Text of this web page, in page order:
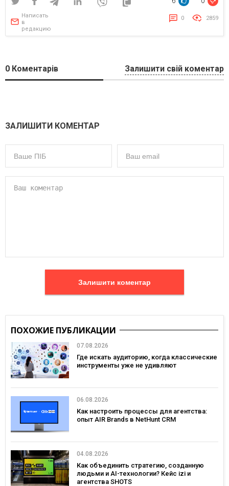
Написать
в
редакцию
0 2859
0 Коментарів Залишити свій коментар
ЗАЛИШИТИ КОМЕНТАР
Залишити коментар
ПОХОЖИЕ ПУБЛИКАЦИИ
07.08.2026
Где искать аудиторию, когда классические
инструменты уже не удивляют
06.08.2026
Как настроить процессы для агентства:
опыт AIR Brands в NetHunt CRM
04.08.2026
Как объединить стратегию, созданную
людьми и AI-технологии? Кейс izi и
агентства SHOTS